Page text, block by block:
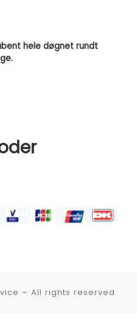
hele døgnet rundt
– All rights reserved